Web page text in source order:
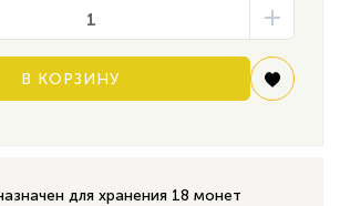
В КОРЗИНУ
для хранения 18 монет